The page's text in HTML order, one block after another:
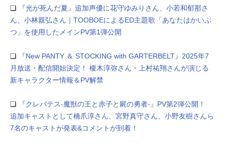
❏
『光が死んだ夏』追加声優に花守ゆみりさん、小若和郁那さ
ん、小林親弘さん｜TOOBOEによるED主題歌「あなたはかいぶ
つ」を使用したメインPV第1弾公開
❏
『New PANTY ＆ STOCKING with GARTERBELT』2025年7
月放送・配信開始決定！ 榎木淳弥さん・上村祐翔さんが演じる
新キャラクター情報＆PV解禁
❏
『クレバテス-魔獣の王と赤子と屍の勇者-』PV第2弾公開！
追加キャストとして橋爪淳さん、宮野真守さん、小野友樹さんら
7名のキャストが発表&コメントが到着！